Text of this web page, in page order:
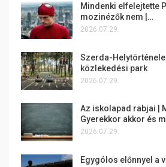
Mindenki elfelejtette
mozinézők nem |…
2026.07.29.
Szerda-
közlekedési park
2026.07.29.
Az iskolapad rabjai |
Gyerekkor akkor és
2026.07.29.
Egygólos előnnyel a